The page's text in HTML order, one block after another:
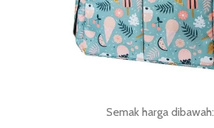
Semak harga dibawah: